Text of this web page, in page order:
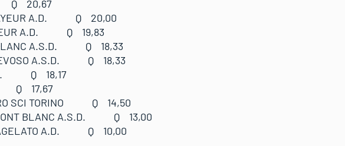
Q 20,67
A.D. Q 20,00
A.D. Q 19,83
BLANC A.S.D. Q 18,33
A.S.D. Q 18,33
Q 18,17
Q 17,67
SCI TORINO Q 14,50
MONT BLANC A.S.D. Q 13,00
A.D. Q 10,00